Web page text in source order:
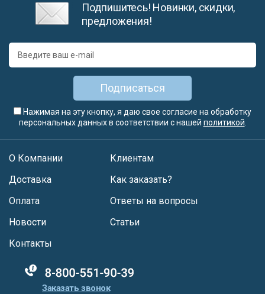
Подпишитесь! Новинки, скидки,
предложения!
Подписаться
Нажимая на эту кнопку, я даю свое согласие на обработку
персональных данных в соответствии с нашей политикой
О Компании
Доставка
Оплата
Новости
Клиентам
Как заказать?
Ответы на вопросы
Статьи
Контакты
88005555550
Заказать звонок